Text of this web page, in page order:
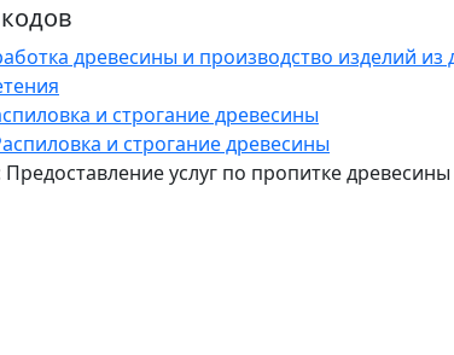
древесины и производство изделий
и строгание древесины
и строгание древесины
Предоставление услуг по пропитке древесины